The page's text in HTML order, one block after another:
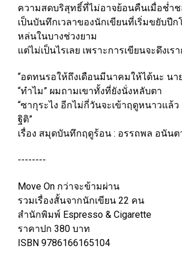
ความสดบริสุทธิ์ที่ไม่อาจย้อนคืนเมื่อช่ำช
เป็นบันทึกเวลาของนักเขียนที่เริ่มขยับปีก
หล่นในบางช่วงยาม
แต่ไม่เป็นไรเลย เพราะการเขียนจะดึงเ
“อดทนรอให้ถึงเดือนมีนาคมให้ได้นะ นา
“ทำไม” ผมถามเขาทั้งที่ยังนั่งหลับตา
“ซากุระไง อีกไม่กี่วันจะเข้าฤดูหนาวแล้
ฐิติ”
เรื่อง สมุดบันทึกฤดูร้อน : อรรถพล อนันต
--------
Move On กว่าจะข้ามผ่าน
รวมเรื่องสั้นจากนักเขียน 22 คน
สำนักพิมพ์ Espresso & Cigarette
ราคาปก 380 บาท
ISBN 9786166165104